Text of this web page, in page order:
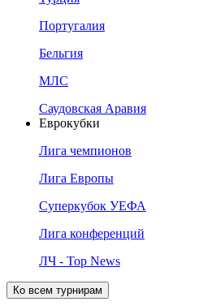
Португалия
Бельгия
МЛС
Саудовская Аравия
Еврокубки
Лига чемпионов
Лига Европы
Суперкубок УЕФА
Лига конференций
ЛЧ - Top News
Ко всем турнирам